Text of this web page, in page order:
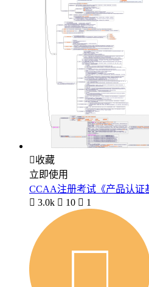
收藏
立即使用
CCAA注册考试《产品认证
 3.0k  10  1